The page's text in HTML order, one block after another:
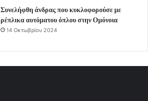
Συνελήφθη άνδρας που κυκλοφορούσε με
ρέπλικα αυτόματου όπλου στην Ομόνοια
14 Οκτωβρίου 2024